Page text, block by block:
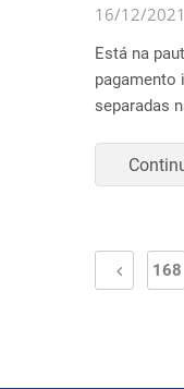
16/12/
Está na
pagamento
separadas
168